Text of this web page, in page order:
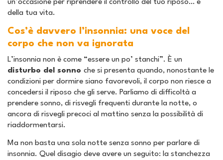
un’occasione per riprendere il controllo del tuo riposo… e
della tua vita.
Cos’è davvero l’insonnia: una voce del
corpo che non va ignorata
L’insonnia non è come “essere un po’ stanchi”. È un
disturbo del sonno che si presenta quando, nonostante le
condizioni per dormire siano favorevoli, il corpo non riesce a
concedersi il riposo che gli serve. Parliamo di difficoltà a
prendere sonno, di risvegli frequenti durante la notte, o
ancora di risvegli precoci al mattino senza la possibilità di
riaddormentarsi.
Ma non basta una sola notte senza sonno per parlare di
insonnia. Quel disagio deve avere un seguito: la stanchezza